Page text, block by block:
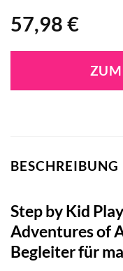
57,98 €
ZUM
BESCHREIBUNG
Step by Kid
Adventures of
Begleiter für